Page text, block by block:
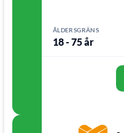
ÅLDERSGRÄNS
18 - 75 år